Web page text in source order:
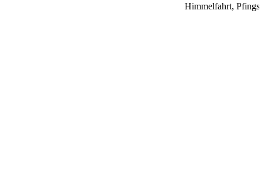
Himmelfahrt,